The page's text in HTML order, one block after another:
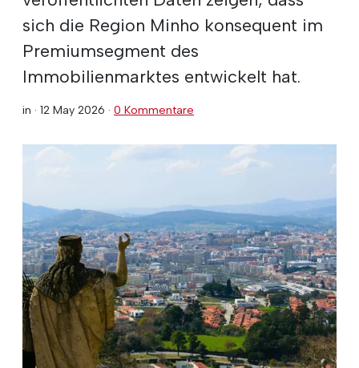
sich die Region Minho konsequent im
Premiumsegment des
Immobilienmarktes entwickelt hat.
in · 12 May 2026 · 0 Kommentare